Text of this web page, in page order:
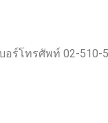
อร์โทรศัพท์ 02-